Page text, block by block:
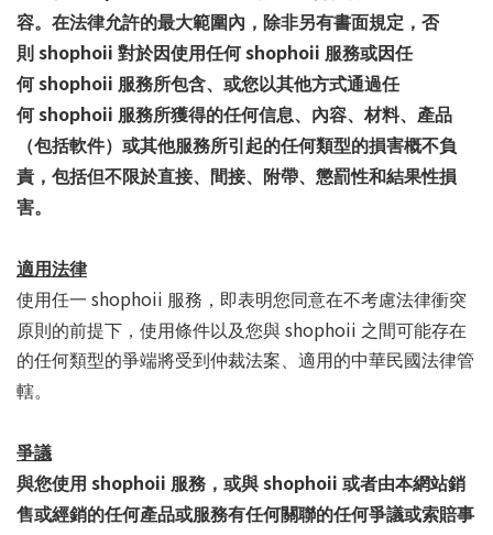
容。在法律允許的最大範圍內，除非另有書面規定，否
則 shophoii 對於因使用任何shophoii 服務或因任
何shophoii 服務所包含、或您以其他方式通過任
何shophoii 服務所獲得的任何信息、內容、材料、產品
（包括軟件）或其他服務所引起的任何類型的損害概不負
責，包括但不限於直接、間接、附帶、懲罰性和結果性損
害。
適用法律
使用任一 shophoii 服務，即表明您同意在不考慮法律衝突
原則的前提下，使用條件以及您與 shophoii 之間可能存在
的任何類型的爭端將受到仲裁法案、適用的中華民國法律管
轄。
爭議
與您使用 shophoii 服務，或與 shophoii 或者由本網站銷
售或經銷的任何產品或服務有任何關聯的任何爭議或索賠事